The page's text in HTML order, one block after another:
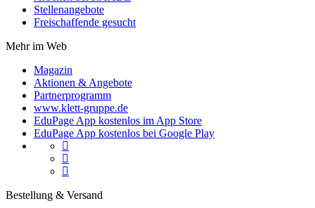
Stellenangebote
Freischaffende gesucht
Mehr im Web
Magazin
Aktionen & Angebote
Partnerprogramm
www.klett-gruppe.de
EduPage App kostenlos im App Store
EduPage App kostenlos bei Google Play



Bestellung & Versand